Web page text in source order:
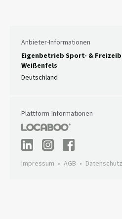
Anbieter-Informationen
Eigenbetrieb Sport- &
Weißenfels
Deutschland
Plattform-Informationen
Impressum AGB Datenschutz